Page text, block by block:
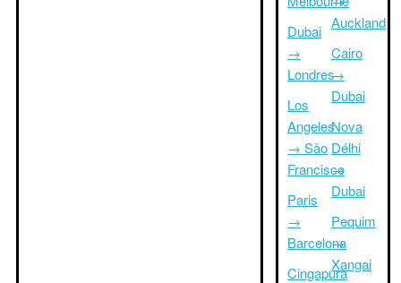
Dubai
→
Londres
Los
Angeles
→ São
Francisco
Paris
→
Barcelona
Cingapura
Auckland
Cairo
→
Dubai
Nova
Délhi
→
Dubai
Pequim
→
Xangai